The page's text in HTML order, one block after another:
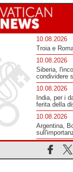
10.08.2026
Troia e
10.08.2026
Siberia,
condividere
10.08.2026
India, per i
ferita della
10.08.2026
Argentina,
10.08.2026
Ucraina,
Odessa e